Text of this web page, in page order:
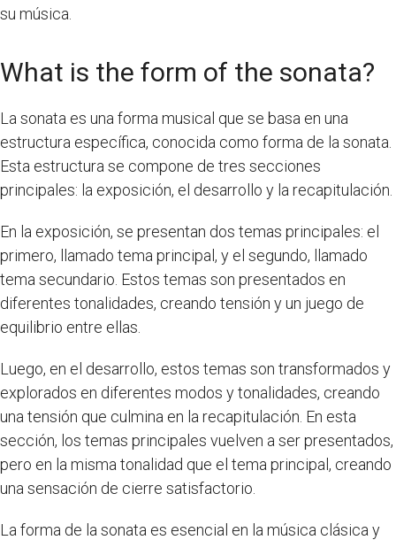
su música.
What is the form of the sonata?
La sonata es una forma musical que se basa en una
estructura específica, conocida como forma de la sonata.
Esta estructura se compone de tres secciones
principales: la exposición, el desarrollo y la recapitulación.
En la exposición, se presentan dos temas principales: el
primero, llamado tema principal, y el segundo, llamado
tema secundario. Estos temas son presentados en
diferentes tonalidades, creando tensión y un juego de
equilibrio entre ellas.
Luego, en el desarrollo, estos temas son transformados y
explorados en diferentes modos y tonalidades, creando
una tensión que culmina en la recapitulación. En esta
sección, los temas principales vuelven a ser presentados,
pero en la misma tonalidad que el tema principal, creando
una sensación de cierre satisfactorio.
La forma de la sonata es esencial en la música clásica y